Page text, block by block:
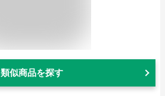
類似商品を探す